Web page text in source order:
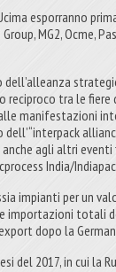
esporranno
MG2, Ocme,
reciproco tra le
manifestazioni
agli altri eventi
India/
impianti per un
importazioni totali
dopo la
del 2017, in cui la